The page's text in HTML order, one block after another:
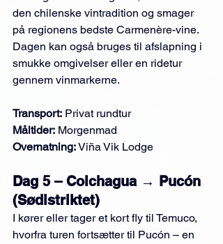
den chilenske vintradition og smager
på regionens bedste Carmenère-vine.
Dagen kan også bruges til afslapning i
smukke omgivelser eller en ridetur
gennem vinmarkerne.
Transport: Privat rundtur
Måltider: Morgenmad
Overnatning: Viña Vik Lodge
Dag 5 – Colchagua → Pucón
(Sødistriktet)
I kører eller tager et kort fly til Temuco,
hvorfra turen fortsætter til Pucón – en